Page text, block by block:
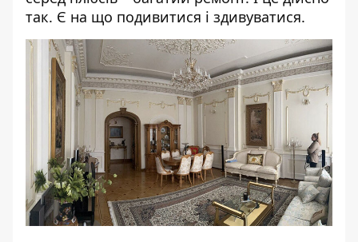
так. Є на що подивитися і здивуватися.